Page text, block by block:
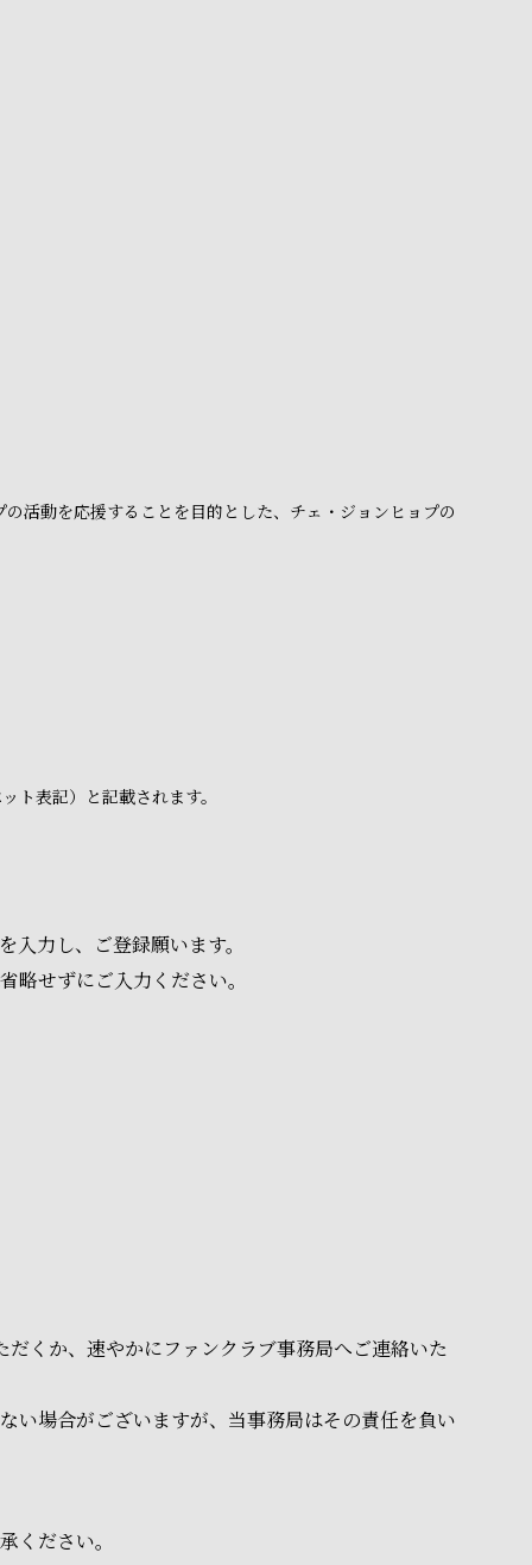
活動を応援することを目的とした、チェ・ジョンヒョプの
ト表記）と記載されます。
力し、ご登録願います。
せずにご入力ください。
くか、速やかにファンクラブ事務局へご連絡いた
い場合がございますが、当事務局はその責任を負い
ください。